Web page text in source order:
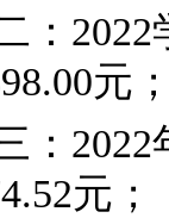
：
.00元
：
元；